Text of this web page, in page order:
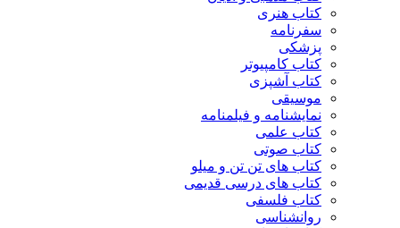
کتاب هنری
سفرنامه
پزشکی
کتاب کامپیوتر
کتاب آشپزی
موسیقی
نمایشنامه و فیلمنامه
کتاب علمی
کتاب صوتی
کتاب های تن تن و میلو
کتاب های درسی قدیمی
کتاب فلسفی
روانشناسی